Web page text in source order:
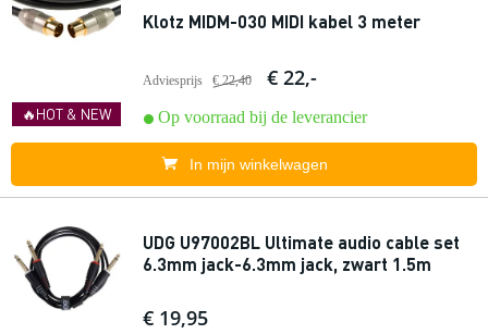
🔥HOT & NEW
Klotz MIDM-030 MIDI kabel 3 meter
Adviesprijs € 22,40 € 22,-
Op voorraad bij de leverancier
In mijn winkelwagen
UDG U97002BL Ultimate audio cable set
6.3mm jack-6.3mm jack, zwart 1.5m
€ 19,95